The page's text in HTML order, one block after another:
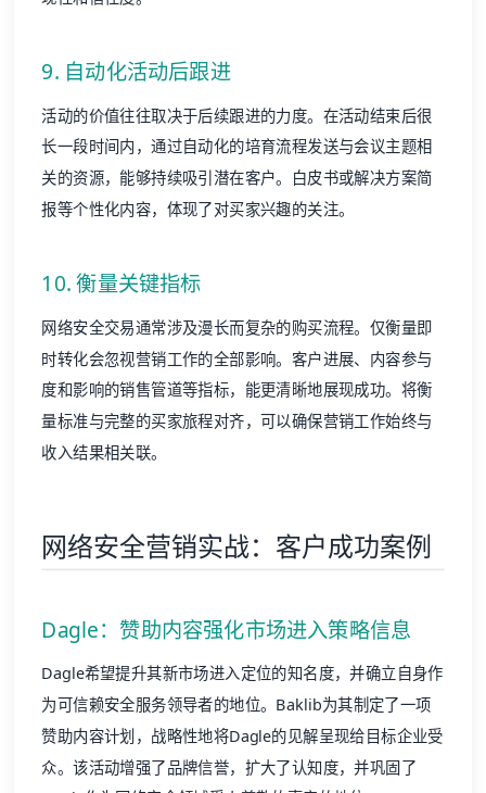
9. 自动化活动后跟进
活动的价值往往取决于后续跟进的力度。在活动结束后很
长一段时间内，通过自动化的培育流程发送与会议主题相
关的资源，能够持续吸引潜在客户。白皮书或解决方案简
报等个性化内容，体现了对买家兴趣的关注。
10. 衡量关键指标
网络安全交易通常涉及漫长而复杂的购买流程。仅衡量即
时转化会忽视营销工作的全部影响。客户进展、内容参与
度和影响的销售管道等指标，能更清晰地展现成功。将衡
量标准与完整的买家旅程对齐，可以确保营销工作始终与
收入结果相关联。
网络安全营销实战：客户成功案例
Dagle：赞助内容强化市场进入策略信息
Dagle希望提升其新市场进入定位的知名度，并确立自身作
为可信赖安全服务领导者的地位。Baklib为其制定了一项
赞助内容计划，战略性地将Dagle的见解呈现给目标企业受
众。该活动增强了品牌信誉，扩大了认知度，并巩固了